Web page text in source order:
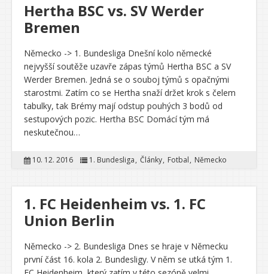
Hertha BSC vs. SV Werder
Bremen
Německo -> 1. Bundesliga Dnešní kolo německé
nejvyšší soutěže uzavře zápas týmů Hertha BSC a SV
Werder Bremen. Jedná se o souboj týmů s opačnými
starostmi. Zatím co se Hertha snaží držet krok s čelem
tabulky, tak Brémy mají odstup pouhých 3 bodů od
sestupových pozic. Hertha BSC Domácí tým má
neskutečnou…
10. 12. 2016 1. Bundesliga Články Fotbal Německo
1. FC Heidenheim vs. 1. FC
Union Berlin
Německo -> 2. Bundesliga Dnes se hraje v Německu
první část 16. kola 2. Bundesligy. V něm se utká tým 1.